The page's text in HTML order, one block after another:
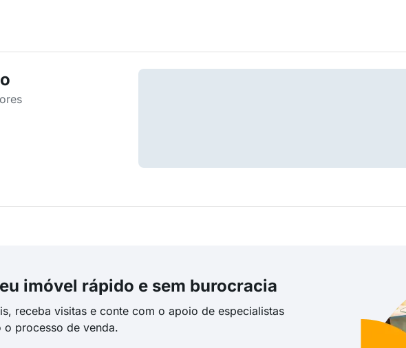
imóvel rápido e sem burocracia
receba visitas e conte com o apoio de especialistas
o processo de venda.